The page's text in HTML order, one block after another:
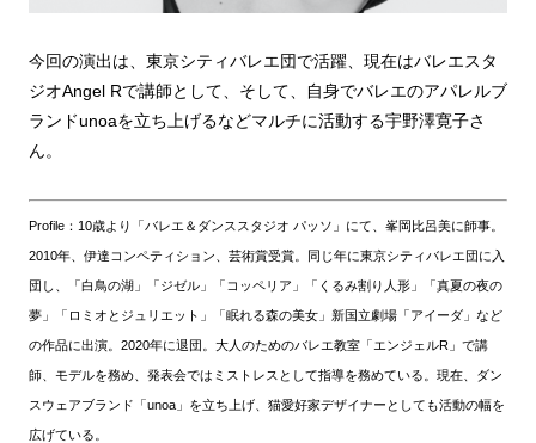
今回の演出は、東京シティバレエ団で活躍、現在はバレエスタ
ジオAngel Rで講師として、そして、自身でバレエのアパレルブ
ランドunoaを立ち上げるなどマルチに活動する宇野澤寛子さ
ん。
Profile：10歳より「バレエ＆ダンススタジオ パッソ」にて、峯岡比呂美に師事。
2010年、伊達コンペティション、芸術賞受賞。同じ年に東京シティバレエ団に入
団し、「白鳥の湖」「ジゼル」「コッペリア」「くるみ割り人形」「真夏の夜の
夢」「ロミオとジュリエット」「眠れる森の美女」新国立劇場「アイーダ」など
の作品に出演。2020年に退団。大人のためのバレエ教室「エンジェルR」で講
師、モデルを務め、発表会ではミストレスとして指導を務めている。現在、ダン
スウェアブランド「unoa」を立ち上げ、猫愛好家デザイナーとしても活動の幅を
広げている。